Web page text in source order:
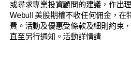
或尋求專業投資顧問的建議，作出
Webull 美股期權不收任何佣金，在
費。活動及優惠受條款及細則約束
直至另行通知。活動詳情請